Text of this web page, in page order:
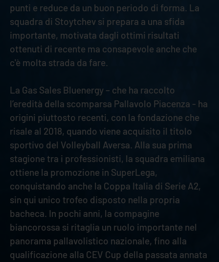
punti e reduce da un buon periodo di forma. La
squadra di Stoytchev si prepara a una sfida
importante, motivata dagli ottimi risultati
ottenuti di recente ma consapevole anche che
c'è molta strada da fare.
La Gas Sales Bluenergy – che ha raccolto
l’eredità della scomparsa Pallavolo Piacenza - ha
origini piuttosto recenti, con la fondazione che
risale al 2018, quando viene acquisito il titolo
sportivo del Volleyball Aversa. Alla sua prima
stagione tra i professionisti, la squadra emiliana
ottiene la promozione in SuperLega,
conquistando anche la Coppa Italia di Serie A2,
sin qui unico trofeo disposto nella propria
bacheca. In pochi anni, la compagine
biancorossa si ritaglia un ruolo importante nel
panorama pallavolistico nazionale, fino alla
qualificazione alla CEV Cup della passata annata